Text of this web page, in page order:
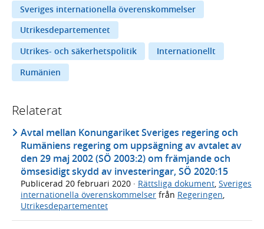
Sveriges internationella överenskommelser
Utrikesdepartementet
Utrikes- och säkerhetspolitik
Internationellt
Rumänien
Relaterat
Avtal mellan Konungariket Sveriges regering och
Rumäniens regering om uppsägning av avtalet av
den 29 maj 2002 (SÖ 2003:2) om främjande och
ömsesidigt skydd av investeringar, SÖ 2020:15
Publicerad 20 februari 2020 · Rättsliga dokument Sveriges
internationella överenskommelser från Regeringen
Utrikesdepartementet